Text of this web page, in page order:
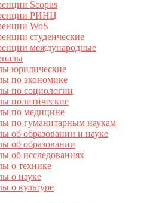
Scopus
РИНЦ
WoS
студенческие
международные
юридические
по экономике
по социологии
политические
по медицине
по гуманитарным наукам
об образовании и науке
об образовании
об исследованиях
о технике
о науке
о культуре